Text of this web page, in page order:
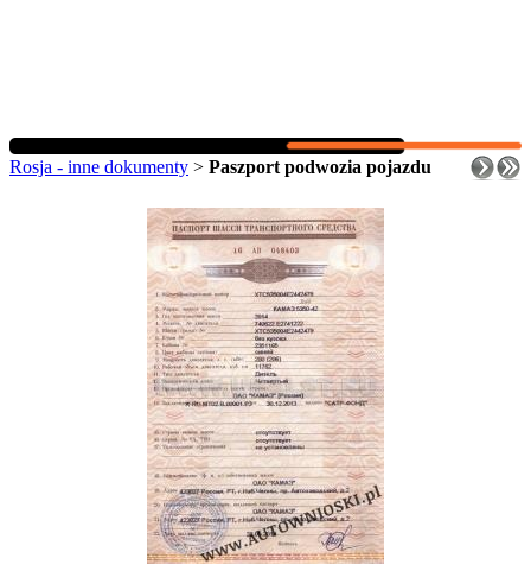
Rosja - inne dokumenty > Paszport podwozia pojazdu